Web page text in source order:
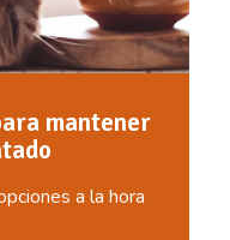
mantener
a la hora